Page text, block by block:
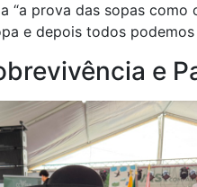
“a prova das sopas como
e depois todos podemos
e